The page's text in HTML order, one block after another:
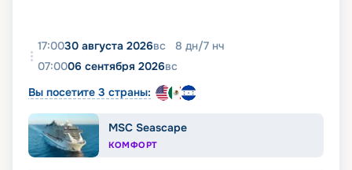
17:0030 августа 2026вс 8 дн/7 нч
07:0006 сентября 2026вс
Вы посетите 3 страны:
MSC Seascape
КОМФОРТ